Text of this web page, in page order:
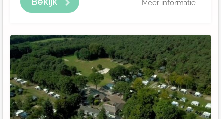
Meer informatie